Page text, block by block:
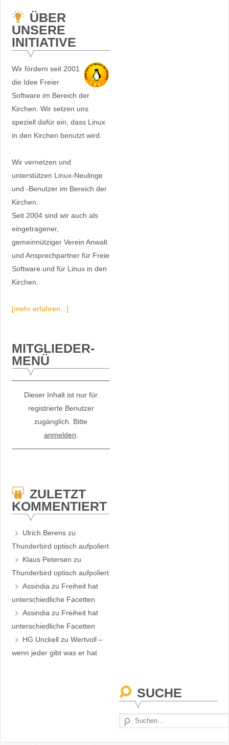
ÜBER
UNSERE
INITIATIVE
Wir fördern seit 2001
die Idee Freier
Software im Bereich der
Kirchen. Wir setzen uns
speziell dafür ein, dass Linux
in den Kirchen benutzt wird.
Wir vernetzen und
unterstützen Linux-Neulinge
und -Benutzer im Bereich der
Kirchen.
Seit 2004 sind wir auch als
eingetragener,
gemeinnütziger Verein Anwalt
und Ansprechpartner für Freie
Software und für Linux in den
Kirchen.
[mehr erfahren...]
MITGLIEDER-
MENÜ
Dieser Inhalt ist nur für
registrierte Benutzer
zugänglich. Bitte
anmelden
ZULETZT
KOMMENTIERT
Ulrich Berens zu
Thunderbird optisch aufpoliert
Klaus Petersen zu
Thunderbird optisch aufpoliert
Assindia zu Freiheit hat
unterschiedliche Facetten
Assindia zu Freiheit hat
unterschiedliche Facetten
HG Unckell zuWertvoll –
wenn jeder gibt was er hat
SUCHE